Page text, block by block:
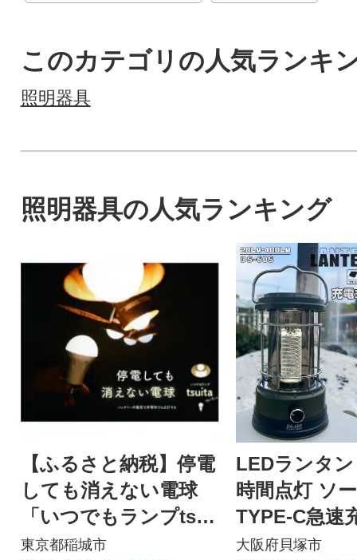
このカテゴリの人気ランキ
照明器具
照明器具の人気ランキング
【ふるさと納税】停電
しても消えない電球
「いつでもランプtsuit
a」電球色2個セット
東京都稲城市
LEDランタ
時間点灯 ソ
TYPE-C急速
階調光 DS-
大阪府貝塚市